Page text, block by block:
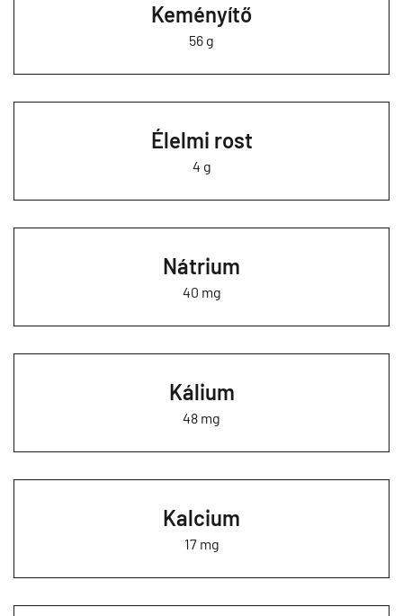
Keményítő
56 g
Élelmi rost
4 g
Nátrium
40 mg
Kálium
48 mg
Kalcium
17 mg